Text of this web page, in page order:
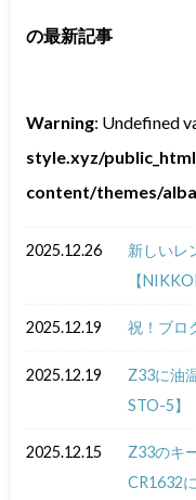
の最新記事
Warning: Undefined
style.xyz/
content/themes/
2025.12.26
新しいレ
【
2025.12.19 祝！ブロ
2025.12.19
Z33に油
STO-5】
2025.12.15
Z33のキ
CR1632